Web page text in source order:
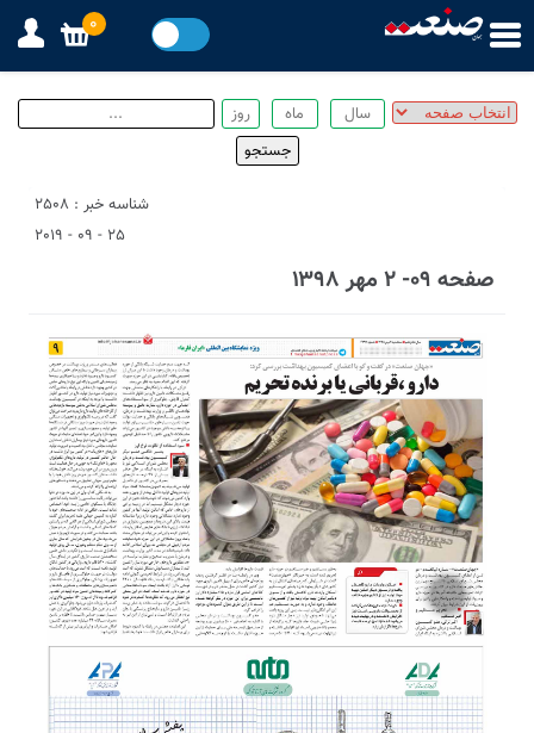
شناسه خبر : 2508
25 - 09 - 2019
صفحه ۰۹- ۲ مهر ۱۳۹۸
1
0